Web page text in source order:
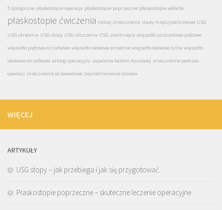
fizjologiczne płaskostopie operacja płaskostopie poprzeczne płaskostopie wkładki
płaskostopie ćwiczenia rodzaj znieczulenia stawy międzypaliczkowe USG
USG skręcenia USG stopy USG stłuczenia USG zwichnięcia więzadło piszczelowo-piętowe
więzadło piętowo-strzałkowe więzadło skokowe przednie więzadło skokowe tylne więzadło
skokowo-strzałkowe zabieg operacyjny zapalenie kaletki maziowej znieczulenie podczas
operacji znieczulenie przewodowe zwyrodnienienie stawów
WIĘCEJ
ARTYKUŁY
USG stopy – jak przebiega i jak się przygotować.
Płaskostopie poprzeczne – skuteczne leczenie operacyjne